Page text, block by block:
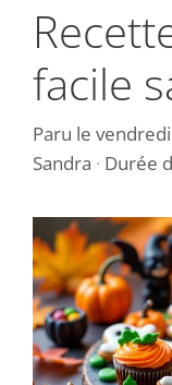
facile
Paru le
Sandra · Durée